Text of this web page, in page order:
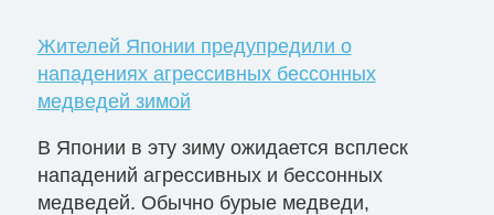
Жителей Японии предупредили о
нападениях агрессивных бессонных
медведей зимой
В Японии в эту зиму ожидается всплеск
нападений агрессивных и бессонных
медведей. Обычно бурые медведи,